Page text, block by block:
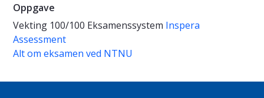
Oppgave
Vekting 100/100 Eksamenssystem Inspera
Assessment
Alt om eksamen ved NTNU